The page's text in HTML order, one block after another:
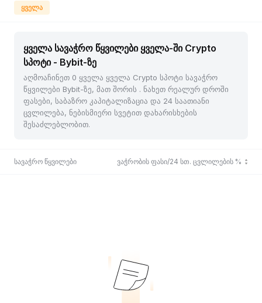
ყველა
ყველა სავაჭრო წყვილები ყველა-ში Crypto
სპოტი - Bybit-ზე
აღმოაჩინეთ 0 ყველა ყველა Crypto სპოტი სავაჭრო
წყვილები Bybit-ზე, მათ შორის . ნახეთ რეალურ დროში
ფასები, საბაზრო კაპიტალიზაცია და 24 საათიანი
ცვლილება, ნებისმიერი სვეტით დახარისხების
შესაძლებლობით.
სავაჭრო წყვილები ბოლო ვაჭრობის ფასი/24 სთ. ცვლილების %